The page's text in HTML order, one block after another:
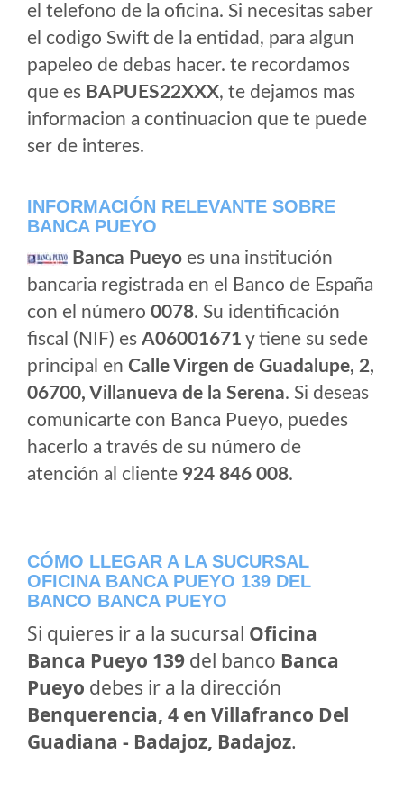
el telefono de la oficina. Si necesitas saber
el codigo Swift de la entidad, para algun
papeleo de debas hacer. te recordamos
que es BAPUES22XXX, te dejamos mas
informacion a continuacion que te puede
ser de interes.
INFORMACIÓN RELEVANTE SOBRE
BANCA PUEYO
Banca Pueyo es una institución
bancaria registrada en el Banco de España
con el número 0078. Su identificación
fiscal (NIF) es A06001671 y tiene su sede
principal en Calle Virgen de Guadalupe, 2,
06700, Villanueva de la Serena. Si deseas
comunicarte con Banca Pueyo, puedes
hacerlo a través de su número de
atención al cliente 924 846 008.
CÓMO LLEGAR A LA SUCURSAL
OFICINA BANCA PUEYO 139 DEL
BANCO BANCA PUEYO
Si quieres ir a la sucursal Oficina
Banca Pueyo 139 del banco Banca
Pueyo debes ir a la dirección
Benquerencia, 4 en Villafranco Del
Guadiana - Badajoz, Badajoz.